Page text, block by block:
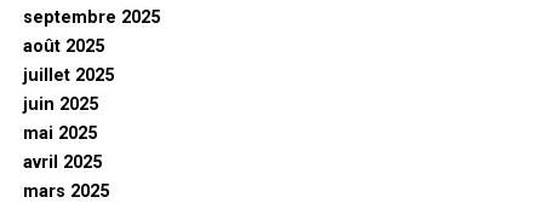
septembre 2025
août 2025
juillet 2025
juin 2025
mai 2025
avril 2025
mars 2025